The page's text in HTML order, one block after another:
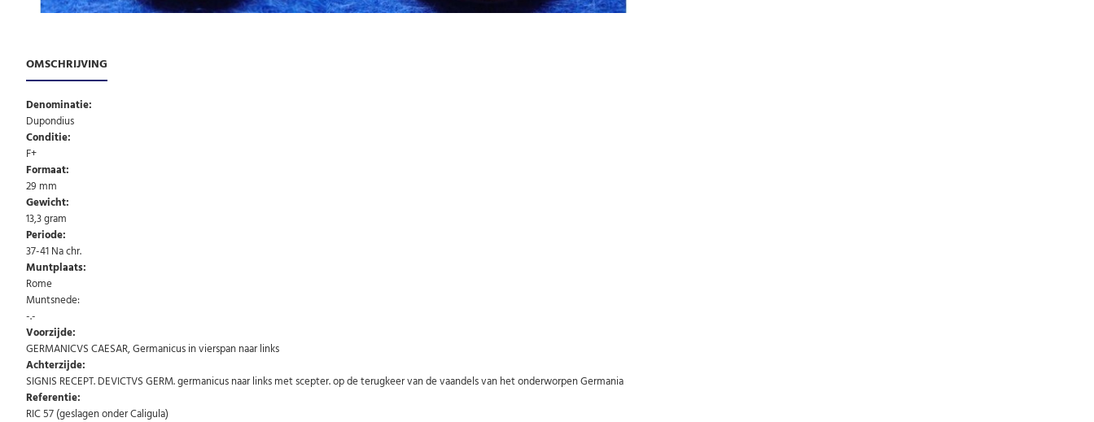
OMSCHRIJVING
Denominatie:
Dupondius
Conditie:
F+
Formaat:
29 mm
Gewicht:
13,3 gram
Periode:
37-41 Na chr.
Muntplaats:
Rome
Muntsnede:
-.-
Voorzijde:
GERMANICVS CAESAR, Germanicus in vierspan naar links
Achterzijde:
SIGNIS RECEPT. DEVICTVS GERM. germanicus naar links met scepter. op de terugkeer van de vaandels van het onderworpen Germania
Referentie:
RIC 57 (geslagen onder Caligula)